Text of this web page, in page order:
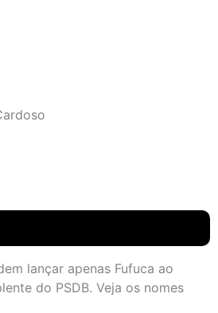
lançar apenas Fufuca ao
do PSDB. Veja os nomes